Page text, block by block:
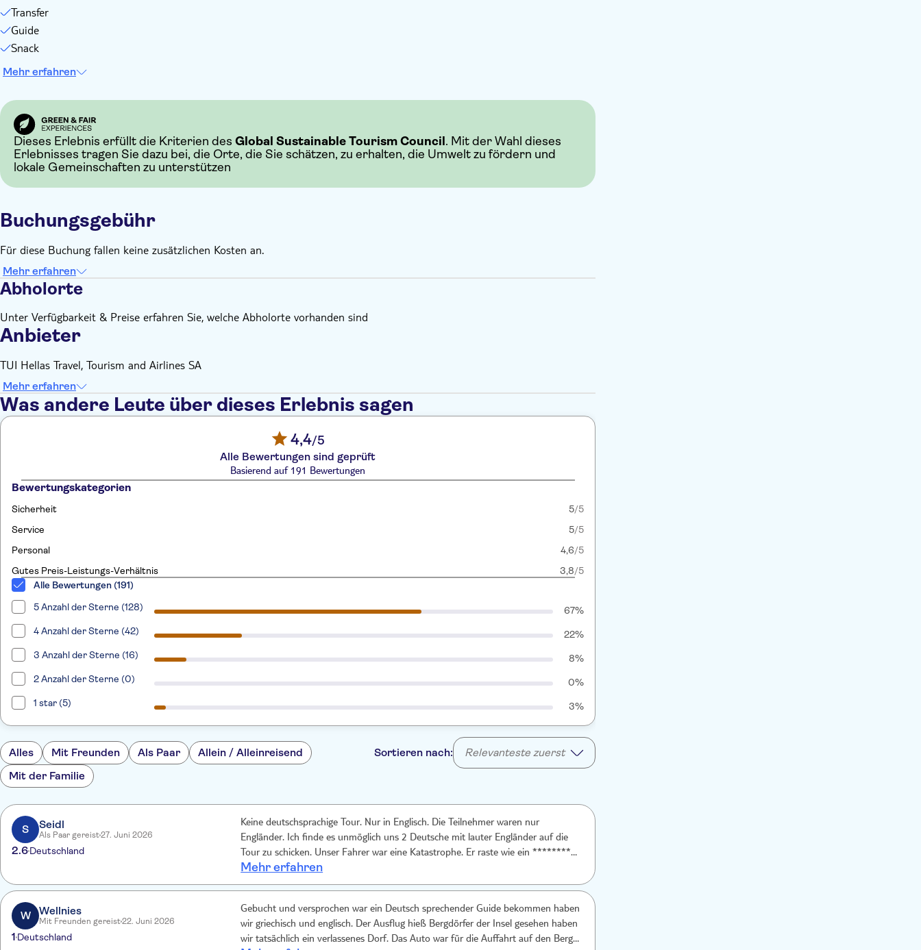
Transfer
Guide
Snack
Mehr erfahren
Dieses Erlebnis erfüllt die Kriterien des Global Sustainable Tourism Council . Mit der Wahl dieses
Erlebnisses tragen Sie dazu bei, die Orte, die Sie schätzen, zu erhalten, die Umwelt zu fördern und
lokale Gemeinschaften zu unterstützen
Buchungsgebühr
Für diese Buchung fallen keine zusätzlichen Kosten an.
Mehr erfahren
Abholorte
Unter Verfügbarkeit & Preise erfahren Sie, welche Abholorte vorhanden sind
Anbieter
TUI Hellas Travel, Tourism and Airlines SA
Mehr erfahren
Was andere Leute über dieses Erlebnis sagen
4,4/5
Alle Bewertungen sind geprüft
Basierend auf 191 Bewertungen
Bewertungskategorien
Sicherheit 5/5
Service
5/5
Personal
4,6/5
Gutes Preis-Leistungs-Verhältnis
3,8/5
Alle Bewertungen (191)
5 Anzahl der Sterne (128)
67%
4 Anzahl der Sterne (42)
22%
3 Anzahl der Sterne (16)
8%
2 Anzahl der Sterne (0)
0%
1 star (5)
3%
Alles Mit Freunden Als Paar
Allein / Alleinreisend
Mit der Familie
Sortieren nach: Relevanteste zuerst
S Seidl
Als Paar gereist27. Juni 2026
2.6Deutschland
Keine deutschsprachige Tour. Nur in Englisch. Die Teilnehmer waren nur
Engländer. Ich finde es unmöglich uns 2 Deutsche mit lauter Engländer auf die
Tour zu schicken. Unser Fahrer war eine Katastrophe. Er raste wie ein **********
über die Insel. Der Guide selber war recht nett. Konnte aber ausser griechisch und
englisch keine andere Sprache. Teilweise habe ich etwas verstanden, mein Mann
eine Frechheit.
Mehr erfahren
W Wellnies
Mit Freunden gereist22. Juni 2026
1 Deutschland
Gebucht und versprochen war ein Deutsch sprechender Guide bekommen haben
wir griechisch und englisch. Der Ausflug hieß Bergdörfer der Insel gesehen haben
wir tatsächlich ein verlassenes Dorf. Das Auto war für die Auffahrt auf den Berg